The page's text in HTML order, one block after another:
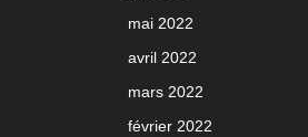
mai 2022
avril 2022
mars 2022
février 2022